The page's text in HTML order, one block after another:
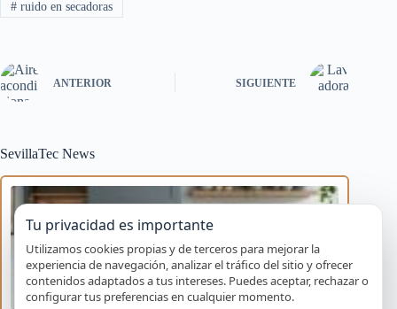
#ruido en secadoras
ANTERIOR SIGUIENTE
SevillaTec News
Tu privacidad es importante
Utilizamos cookies propias y de terceros para mejorar la
experiencia de navegación, analizar el tráfico del sitio y ofrecer
contenidos adaptados a tus intereses. Puedes aceptar, rechazar o
configurar tus preferencias en cualquier momento.